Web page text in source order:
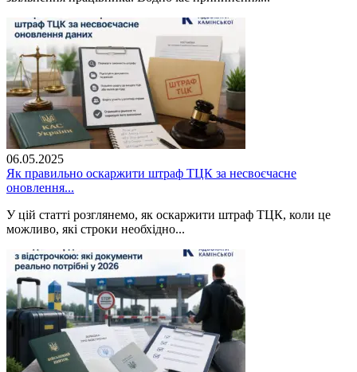
06.05.2025
Як правильно оскаржити штраф ТЦК за несвоєчасне
оновлення...
У цій статті розглянемо, як оскаржити штраф ТЦК, коли це
можливо, які строки необхідно...